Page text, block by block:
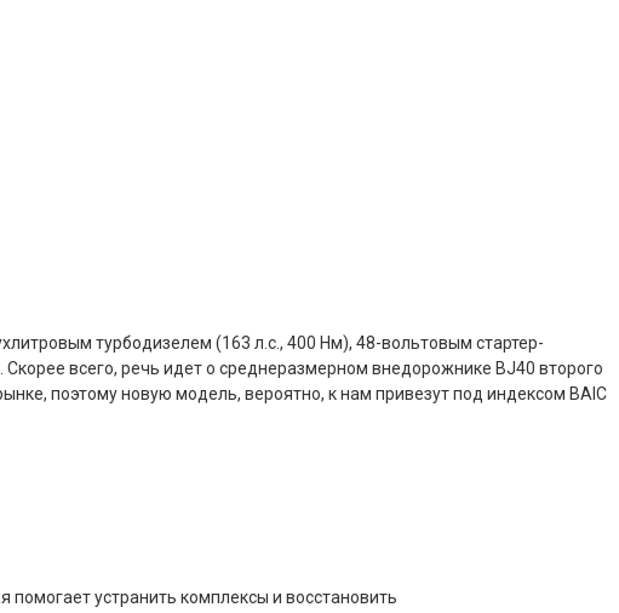
турбодизелем (163 л.с., 400 Нм), 48-вольтовым стартер-
всего, речь идет о среднеразмерном внедорожнике BJ40 второго
поэтому новую модель, вероятно, к нам привезут под индексом BAIC
помогает устранить комплексы и восстановить